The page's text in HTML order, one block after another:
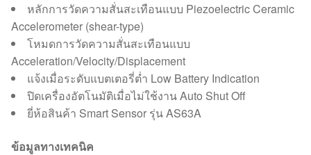
หลักการวัดความสั่นสะเทือนแบบ Piezoelectric Ceramic
Accelerometer (shear-type)
โหมดการวัดความสั่นสะเทือนแบบ
Acceleration/Velocity/Displacement
แจ้งเมื่อระดับแบตเตอรี่ต่ำ Low Battery Indication
ปิดเครื่องอัตโนมัติเมื่อไม่ใช้งาน Auto Shut Off
ยี่ห้อสินค้า Smart Sensor รุ่น AS63A
ข้อมูลทางเทคนิค